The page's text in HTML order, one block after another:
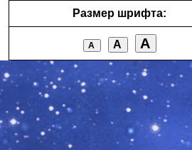
Размер шрифта:
А А А